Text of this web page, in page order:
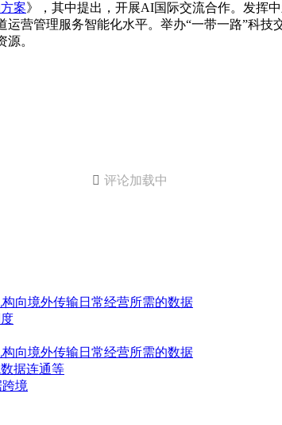
案》，其中提出，开展AI国际交流合作。发挥
营管理服务智能化水平。举办“一带一路”科
。
 评论加载中
向境外传输日常经营所需的数据
向境外传输日常经营所需的数据
据连通等
境